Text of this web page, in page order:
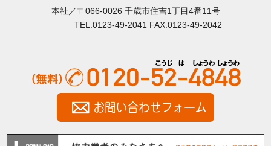
本社／〒066-0026 千歳市住吉1丁目4番11号
TEL.0123-49-2041 FAX.0123-49-2042